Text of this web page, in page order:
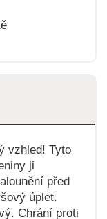
vzhled! Tyto
ji
před
úplet.
Chrání proti